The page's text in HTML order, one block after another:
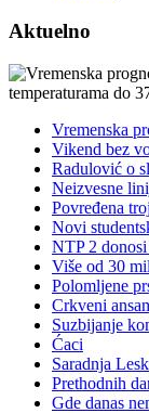
Aktuelno
Vremenska
Vikend bez
Radulović o
Neizvesne
Povređena
Novi
NTP 2
Više od 30
Polomljene
Crkveni
Suzbijanje
Ćaci
Saradnja
Prethodnih
Gde danas